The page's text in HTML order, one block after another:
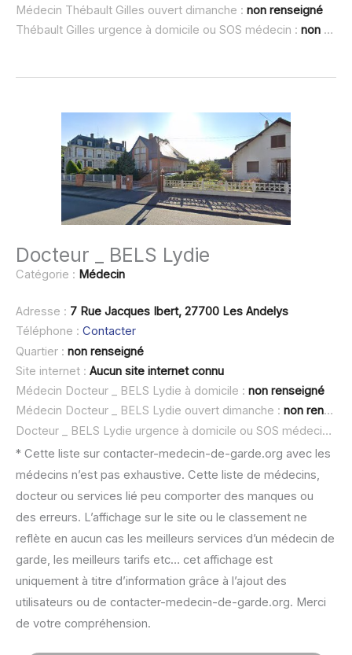
Médecin Thébault Gilles ouvert dimanche : non renseigné
Thébault Gilles urgence à domicile ou SOS médecin : non renseigné
Docteur _ BELS Lydie
Catégorie : Médecin
Adresse : 7 Rue Jacques Ibert, 27700 Les Andelys
Téléphone : Contacter
Quartier : non renseigné
Site internet : Aucun site internet connu
Médecin Docteur _ BELS Lydie à domicile : non renseigné
Médecin Docteur _ BELS Lydie ouvert dimanche : non renseigné
Docteur _ BELS Lydie urgence à domicile ou SOS médecin :
* Cette liste sur contacter-medecin-de-garde.org avec les
médecins n’est pas exhaustive. Cette liste de médecins,
docteur ou services lié peu comporter des manques ou
des erreurs. L’affichage sur le site ou le classement ne
reflète en aucun cas les meilleurs services d’un médecin de
garde, les meilleurs tarifs etc… cet affichage est
uniquement à titre d’information grâce à l’ajout des
utilisateurs ou de contacter-medecin-de-garde.org. Merci
de votre compréhension.